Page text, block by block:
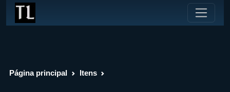
Página principal Itens